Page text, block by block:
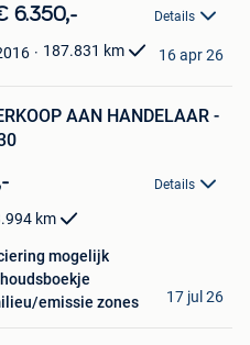
6.350,- Details
187.831 km 16 apr 26
AAN HANDELAAR -
Details
km
mogelijk
emissie zones
17 jul 26